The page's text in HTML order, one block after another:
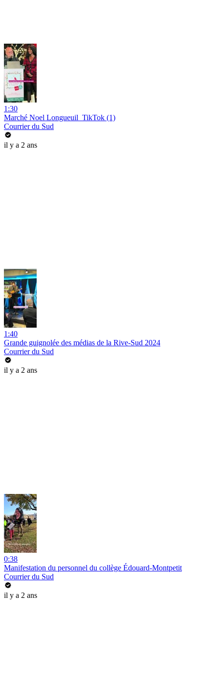
1:30
Marché Noel Longueuil_TikTok (1)
Courrier du Sud
il y a 2 ans
1:40
Grande guignolée des médias de la Rive-Sud 2024
Courrier du Sud
il y a 2 ans
0:38
Manifestation du personnel du collège Édouard-Montpetit
Courrier du Sud
il y a 2 ans